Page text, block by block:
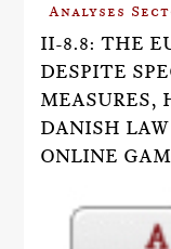
Analyses
II-8.8: THE
DESPITE
MEASURES,
DANISH
ONLINE